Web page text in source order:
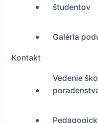
študentov
Galéria
Kontakt
Vedenie